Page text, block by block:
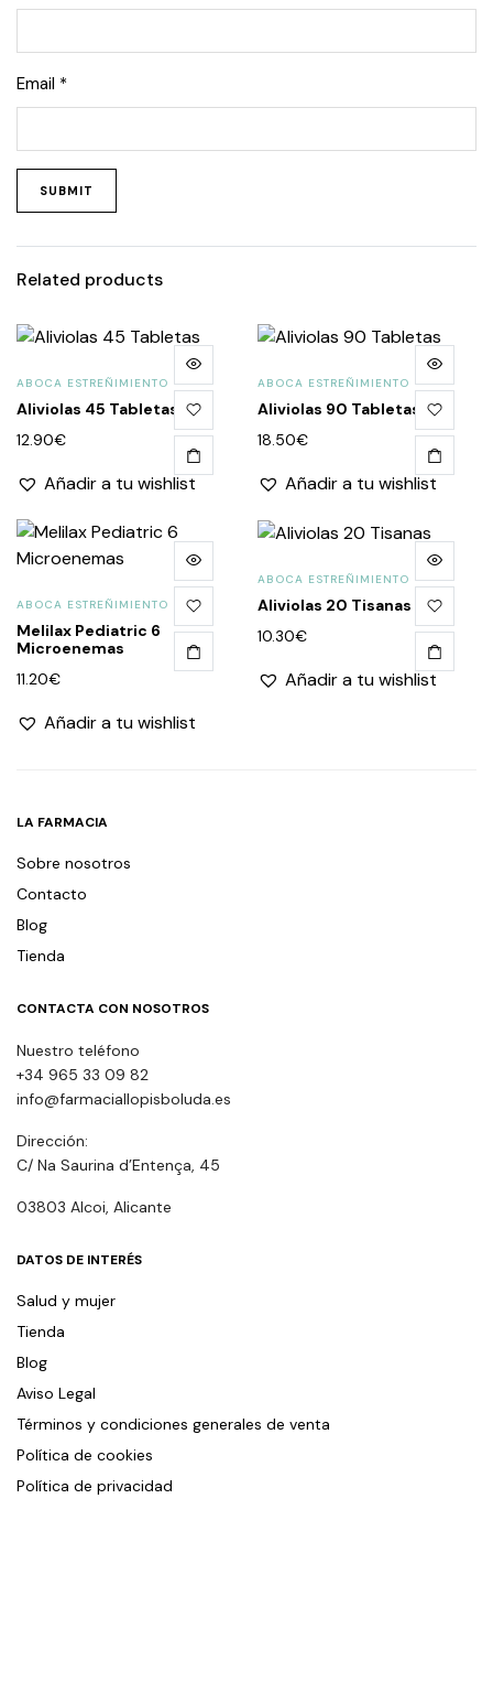
Email *
Related products
ABOCA ESTREÑIMIENTO
Aliviolas 45 Tabletas
12.90€
Añadir a tu wishlist
ABOCA ESTREÑIMIENTO
Aliviolas 90 Tabletas
18.50€
Añadir a tu wishlist
ABOCA ESTREÑIMIENTO
Melilax Pediatric 6
Microenemas
11.20€
Añadir a tu wishlist
ABOCA ESTREÑIMIENTO
Aliviolas 20 Tisanas
10.30€
Añadir a tu wishlist
LA FARMACIA
Sobre nosotros
Contacto
Blog
Tienda
CONTACTA CON NOSOTROS
Nuestro teléfono
+34 965 33 09 82
info@farmaciallopisboluda.es
Dirección:
C/ Na Saurina d’Entença, 45
03803 Alcoi, Alicante
DATOS DE INTERÉS
Salud y mujer
Tienda
Blog
Aviso Legal
Términos y condiciones generales de venta
Política de cookies
Política de privacidad